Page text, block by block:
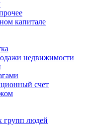
капитале
недвижимости
счет
групп людей